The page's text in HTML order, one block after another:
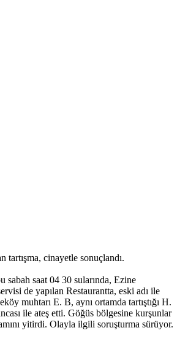
tartışma, cinayetle sonuçlandı.
sabah saat 04 30 sularında, Ezine
de yapılan Restaurantta, eski adı ile
muhtarı E. B, aynı ortamda tartıştığı H.
ile ateş etti. Göğüs bölgesine kurşunlar
yitirdi. Olayla ilgili soruşturma sürüyor.